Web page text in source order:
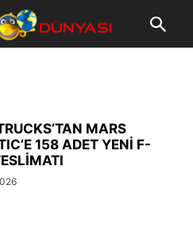
MARS
158 ADET YENİ F-